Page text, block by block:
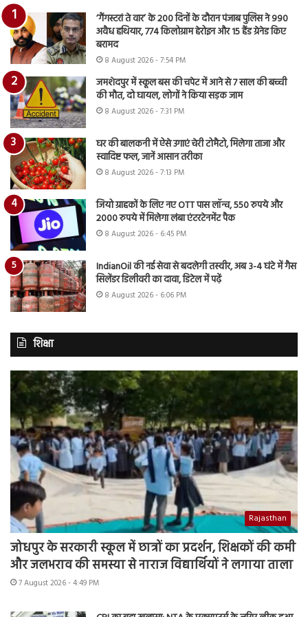
‘गैंगस्टरां ते वार’ के 200 दिनों के दौरान पंजाब पुलिस ने 990
अवैध हथियार, 774 किलोग्राम हेरोइन और 15 हैंड ग्रेनेड किए
बरामद
8 August 2026 - 7:54 PM
जमशेदपुर में स्कूल बस की चपेट में आने से 7 साल की बच्ची
की मौत, दो घायल, लोगों ने किया सड़क जाम
8 August 2026 - 7:31 PM
घर की बालकनी में ऐसे उगाएं चेरी टोमैटो, मिलेगा ताजा और
स्वादिष्ट फल, जानें आसान तरीका
8 August 2026 - 7:13 PM
जियो ग्राहकों के लिए नए OTT पास लॉन्च, 550 रुपये और
2000 रुपये में मिलेगा लंबा एंटरटेनमेंट पैक
8 August 2026 - 6:45 PM
IndianOil की नई सेवा से बदलेगी तस्वीर, अब 3-4 घंटे में गैस
सिलेंडर डिलीवरी का दावा, डिटेल में पढ़ें
8 August 2026 - 6:06 PM
शिक्षा
Rajasthan
जोधपुर के सरकारी स्कूल में छात्रों का प्रदर्शन, शिक्षकों की कमी
और जलभराव की समस्या से नाराज विद्यार्थियों ने लगाया ताला
7 August 2026 - 4:49 PM